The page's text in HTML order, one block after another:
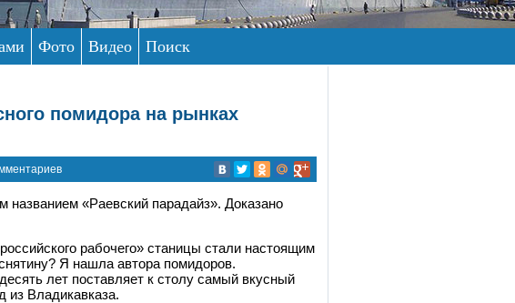
Фото Видео Поиск
помидора на рынках
«Раевский парадайз». Доказано
рабочего» станицы стали настоящим
Я нашла автора помидоров.
лет поставляет к столу самый вкусный
из Владикавказа.